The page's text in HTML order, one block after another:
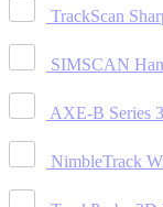
TrackScan
SIMSCAN
AXE-B Series
NimbleTrack